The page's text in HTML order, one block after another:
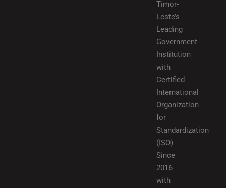
Timor-
Leste’s
Leading
Government
Institution
with
Certified
International
Organization
for
Standardization
(ISO)
Since
2016
with